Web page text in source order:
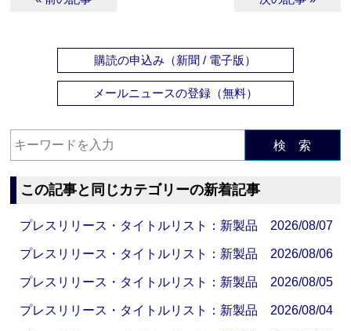
購読の申込み（新聞 / 電子版）
メールニュースの登録（無料）
検 索
この記事と同じカテゴリーの新着記事
プレスリリース・タイトルリスト：新製品 2026/08/07
プレスリリース・タイトルリスト：新製品 2026/08/06
プレスリリース・タイトルリスト：新製品 2026/08/05
プレスリリース・タイトルリスト：新製品 2026/08/04